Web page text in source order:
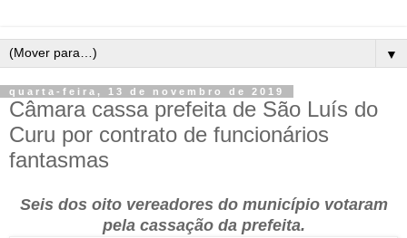
▼
quarta-feira, 13 de novembro de 2019
Câmara cassa prefeita de São Luís do
Curu por contrato de funcionários
fantasmas
Seis dos oito vereadores do município votaram
pela cassação da prefeita.